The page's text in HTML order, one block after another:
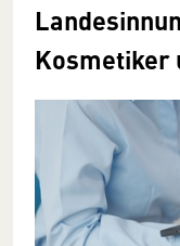
Kosmetiker